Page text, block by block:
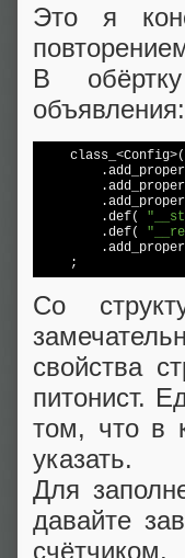
Это я
В
объявления:
        .def(
        .def(
Со
свойства
питонист.
том, что в
указать.
Для
давайте
счётчиком.